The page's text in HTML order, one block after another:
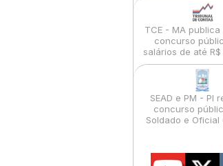
TCE - MA publica
concurso
salários de até R$
SEAD e PM - PI
concurso
Soldado e Oficial